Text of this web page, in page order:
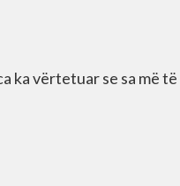
ka vërtetuar se sa më të